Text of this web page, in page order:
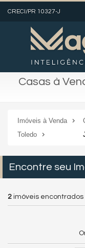
CRECI/PR 10327-J
Casas à
Imóveis à Venda
Toledo
Encontre seu
2 imóveis encontrados